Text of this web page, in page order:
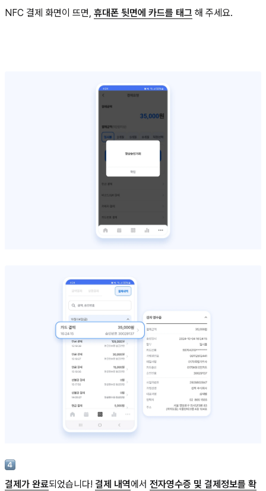
NFC 결제 화면이 뜨면, 휴대폰 뒷면에 카드를 태그 해 주세요.
결제가 완료되었습니다! 결제 내역에서 전자영수증 및 결제정보를 확